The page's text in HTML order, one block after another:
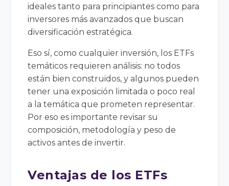
ideales tanto para principiantes como para
inversores más avanzados que buscan
diversificación estratégica.
Eso sí, como cualquier inversión, los ETFs
temáticos requieren análisis: no todos
están bien construidos, y algunos pueden
tener una exposición limitada o poco real
a la temática que prometen representar.
Por eso es importante revisar su
composición, metodología y peso de
activos antes de invertir.
Ventajas de los ETFs